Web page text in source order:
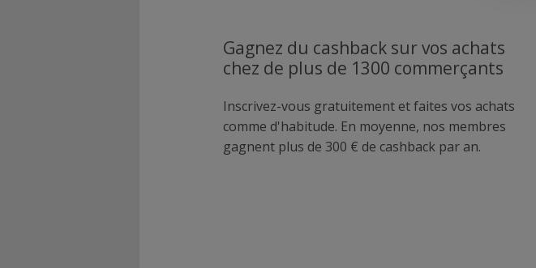
Gagnez du cashback sur vos achats
chez de plus de 1300 commerçants
Inscrivez-vous gratuitement et faites vos achats
comme d'habitude. En moyenne, nos membres
gagnent plus de 300 € de cashback par an.